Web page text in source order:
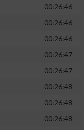
00:26:46
00:26:46
00:26:46
00:26:47
00:26:47
00:26:48
00:26:48
00:26:48